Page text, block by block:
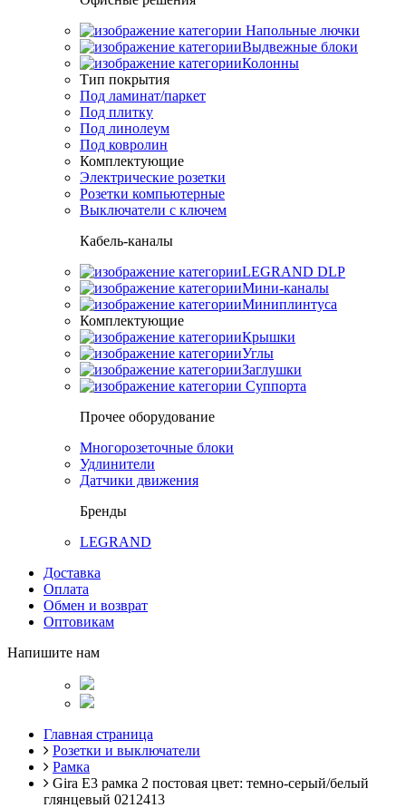
Напольные лючки
Выдвежные блоки
Колонны
Тип покрытия
Под ламинат/паркет
Под плитку
Под линолеум
Под ковролин
Комплектующие
Электрические розетки
Розетки компьютерные
Выключатели с ключем
Кабель-каналы
LEGRAND DLP
Мини-каналы
Миниплинтуса
Комплектующие
Крышки
Углы
Заглушки
Суппорта
Прочее оборудование
Многорозеточные блоки
Удлинители
Датчики движения
Бренды
LEGRAND
Доставка
Оплата
Обмен и возврат
Оптовикам
Напишите нам
Главная страница
Розетки и выключатели
Рамка
Gira E3 рамка 2 постовая цвет: темно-серый/белый
глянцевый 0212413